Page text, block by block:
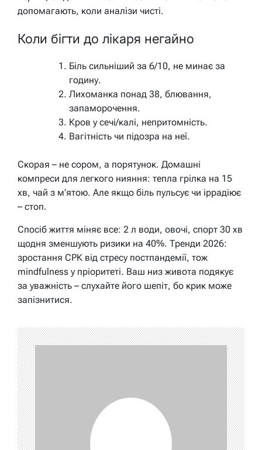
допомагають, коли аналізи чисті.
Коли бігти до лікаря негайно
Біль сильніший за 6/10, не минає за
годину.
Лихоманка понад 38, блювання,
запаморочення.
Кров у сечі/калі, непритомність.
Вагітність чи підозра на неї.
Скорая – не сором, а порятунок. Домашні
компреси для легкого нияння: тепла грілка на 15
хв, чай з м’ятою. Але якщо біль пульсує чи іррадіює
– стоп.
Спосіб життя міняє все: 2 л води, овочі, спорт 30 хв
щодня зменшують ризики на 40%. Тренди 2026:
зростання СРК від стресу постпандемії, тож
mindfulness у пріоритеті. Ваш низ живота подякує
за уважність – слухайте його шепіт, бо крик може
запізнитися.